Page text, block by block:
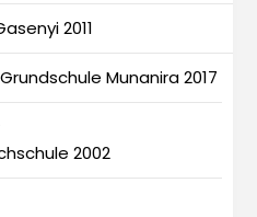
2011
Munanira 2017
2002